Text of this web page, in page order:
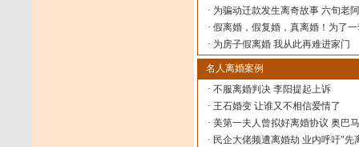
· 为骗动迁款发生离奇故事 六旬老
· 假离婚，假复婚，真离婚！为了
· 为房子假离婚 我从此再难进家门
名人离婚案例
· 不服离婚判决 李阳提起上诉
· 王石婚变 让谁又不相信爱情了
· 美第一夫人曾拟好离婚协议 奥巴
· 民企大佬频遭离婚劫 业内呼吁"先